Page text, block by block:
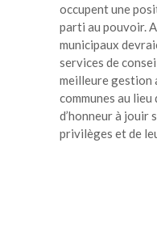
occupent une
parti au pouvoir.
municipaux
services de
meilleure gestion
communes au
d’honneur à jouir
privilèges et de